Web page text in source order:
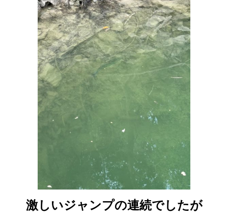
激しいジャンプの連続でしたが